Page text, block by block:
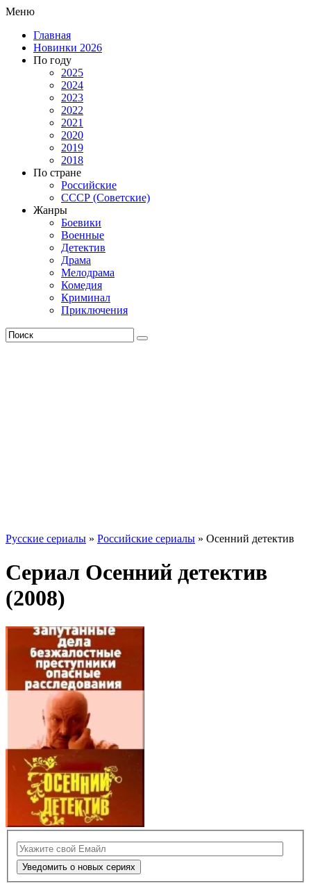
Меню
Главная
Новинки 2026
По году
2025
2024
2023
2022
2021
2020
2019
2018
По стране
Российские
СССР (Советские)
Жанры
Боевики
Военные
Детектив
Драма
Мелодрама
Комедия
Криминал
Приключения
Русские сериалы » Российские сериалы » Осенний детектив
Сериал Осенний детектив
(2008)
Уведомить о новых сериях